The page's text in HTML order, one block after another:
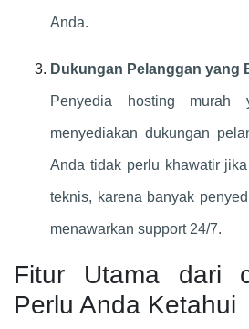
Anda.
Dukungan Pelanggan yang
Penyedia hosting murah
menyediakan dukungan
Anda tidak perlu khawatir
teknis, karena banyak
menawarkan support 24/7.
Fitur Utama dari
Perlu Anda Ketahui